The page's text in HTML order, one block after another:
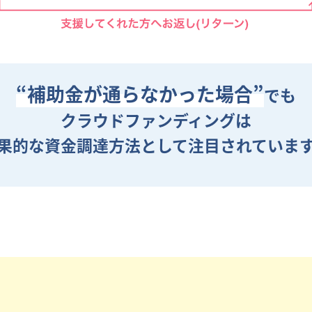
“補助金が通らなかった場合”でも
クラウドファンディングは
的な資金調達方法として注目されていま